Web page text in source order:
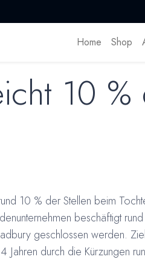
Home Shop
10
10 % der Stellen beim
beschäftigt
geschlossen werden.
Jahren durch die Kürzungen